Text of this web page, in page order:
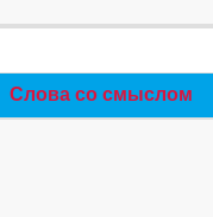
Слова со смыслом